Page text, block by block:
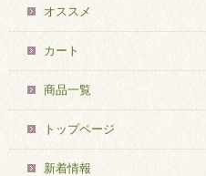
オススメ
カート
商品一覧
トップページ
新着情報